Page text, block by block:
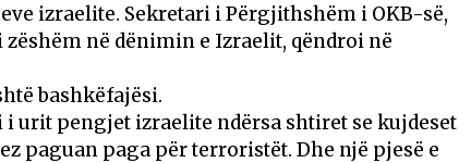
izraelite. Sekretari i Përgjithshëm i OKB-së,
në dënimin e Izraelit, qëndroi në
bashkëfajësi.
i urit pengjet izraelite ndërsa shtiret se kujdeset
paguan paga për terroristët. Dhe një pjesë e